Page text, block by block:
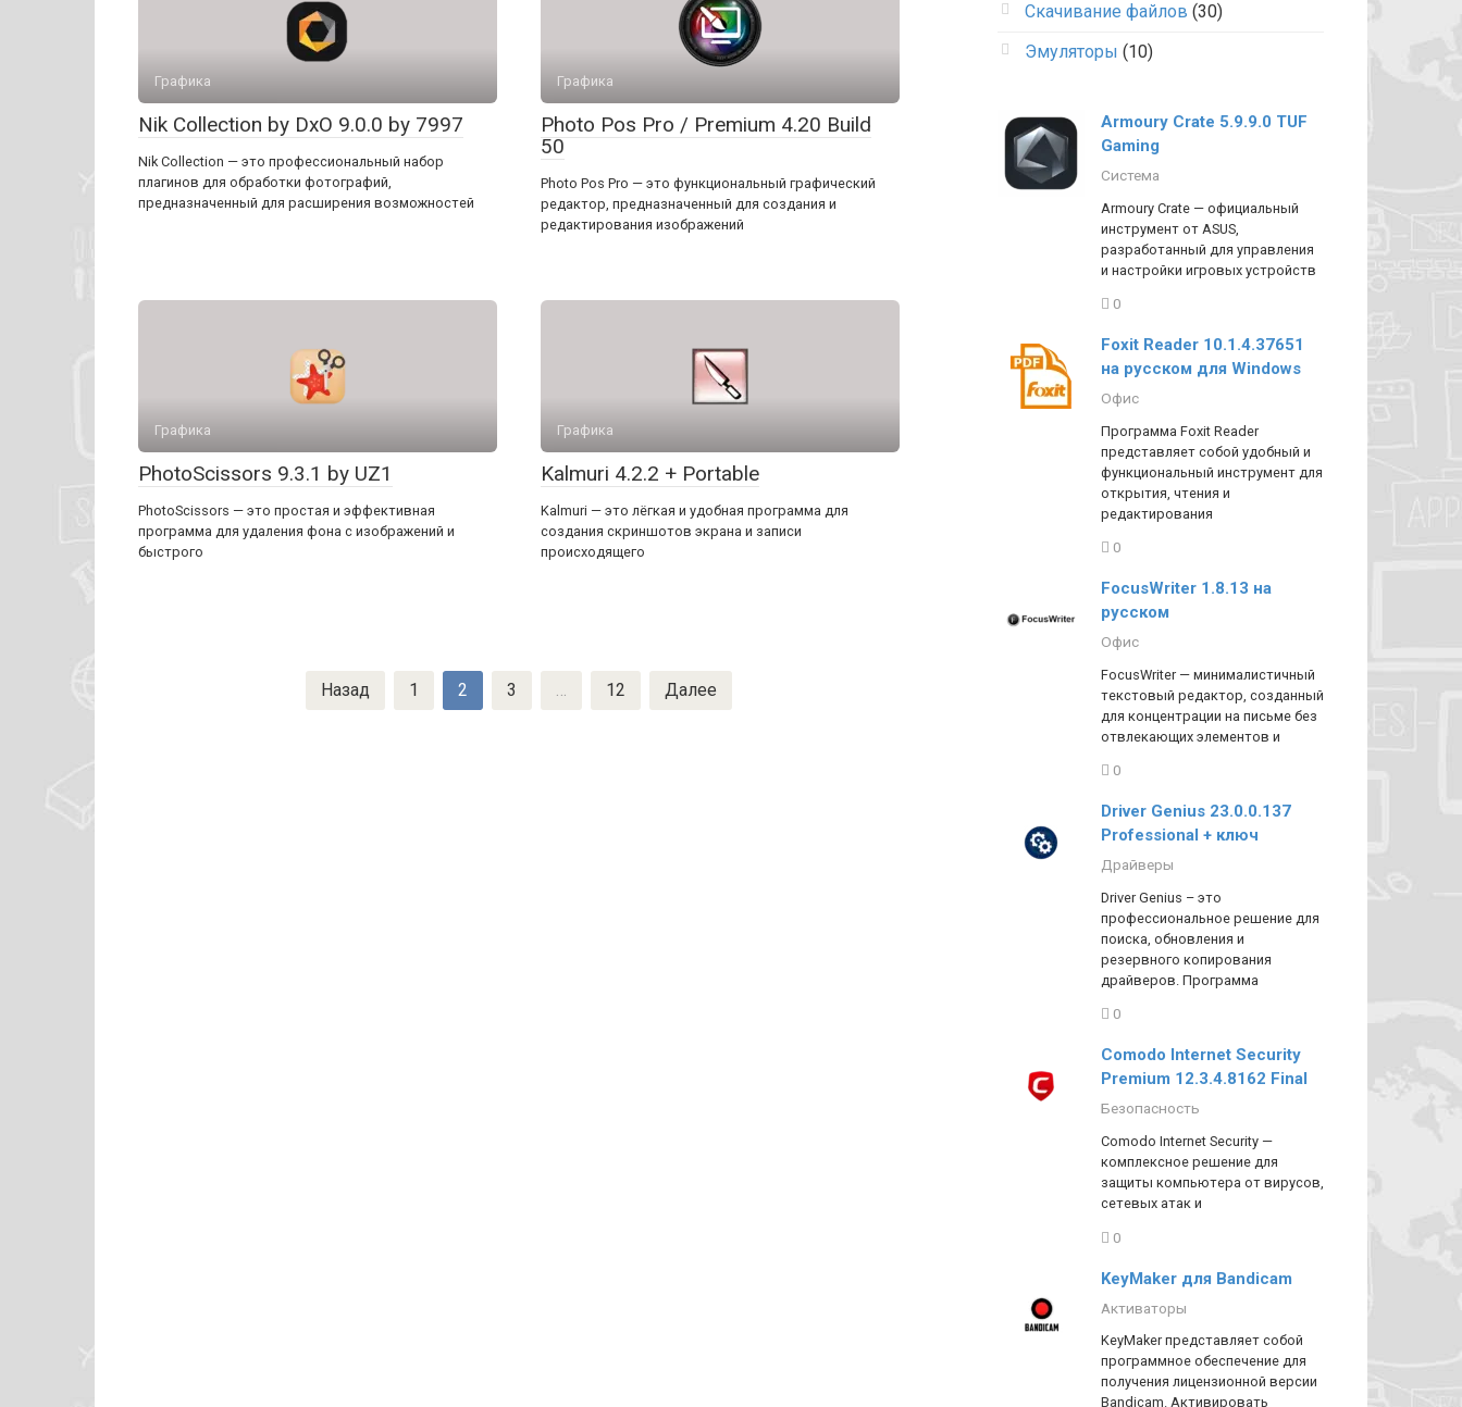
Графика
Nik Collection by DxO 9.0.0 by 7997
Nik Collection — это профессиональный набор
плагинов для обработки фотографий,
предназначенный для расширения возможностей
Графика
Photo Pos Pro / Premium 4.20 Build
50
Photo Pos Pro — это функциональный графический
редактор, предназначенный для создания и
редактирования изображений
Графика
PhotoScissors 9.3.1 by UZ1
PhotoScissors — это простая и эффективная
программа для удаления фона с изображений и
быстрого
Графика
Kalmuri 4.2.2 + Portable
Kalmuri — это лёгкая и удобная программа для
создания скриншотов экрана и записи
происходящего
Назад 1 2 3 … 12 Далее
Скачивание файлов (30)
Эмуляторы (10)
Armoury Crate 5.9.9.0 TUF
Gaming
Система
Armoury Crate — официальный
инструмент от ASUS,
разработанный для управления
и настройки игровых устройств
0
Foxit Reader 10.1.4.37651
на русском для Windows
Офис
Программа Foxit Reader
представляет собой удобный и
функциональный инструмент для
открытия, чтения и
редактирования
0
FocusWriter 1.8.13 на
русском
Офис
FocusWriter — минималистичный
текстовый редактор, созданный
для концентрации на письме без
отвлекающих элементов и
0
Driver Genius 23.0.0.137
Professional + ключ
Драйверы
Driver Genius – это
профессиональное решение для
поиска, обновления и
резервного копирования
драйверов. Программа
0
Comodo Internet Security
Premium 12.3.4.8162 Final
Безопасность
Comodo Internet Security —
комплексное решение для
защиты компьютера от вирусов,
сетевых атак и
0
KeyMaker для Bandicam
Активаторы
KeyMaker представляет собой
программное обеспечение для
получения лицензионной версии
Bandicam. Активировать